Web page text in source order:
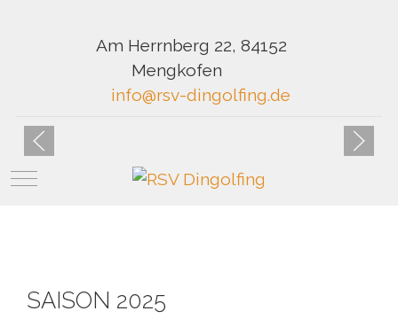
Am Herrnberg 22, 84152
Mengkofen
info@rsv-dingolfing.de
Mobile Menu Toggle
SAISON 2025